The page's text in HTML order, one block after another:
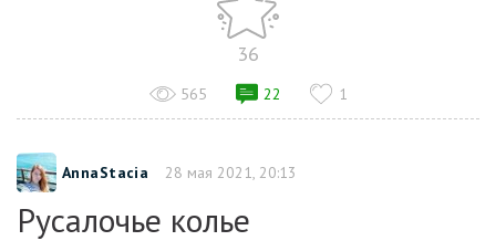
36
565 22 1
AnnaStacia 28 мая 2021, 20:13
Русалочье колье